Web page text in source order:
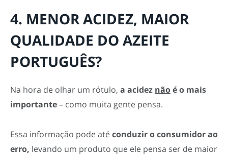
4. MENOR ACIDEZ, MAIOR
QUALIDADE DO AZEITE
PORTUGUÊS?
Na hora de olhar um rótulo, a acidez nãoé o mais
importante– como muita gente pensa.
Essa informação pode atéconduzir o consumidor ao
erro, levando um produto que ele pensa ser de maior